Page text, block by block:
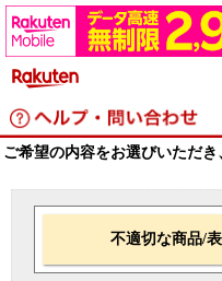
ご希望の内容をお選びいただき
不適切な商品/